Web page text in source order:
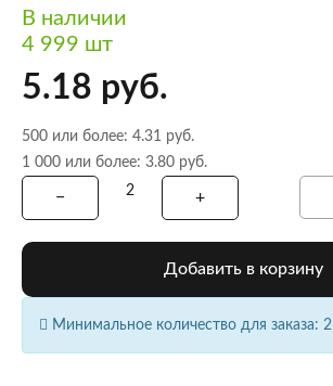
В наличии
4 999 шт
5.18 руб.
500 или более: 4.31 руб.
1 000 или более: 3.80 руб.
Добавить в корзину
Минимальное количество для заказа: 2